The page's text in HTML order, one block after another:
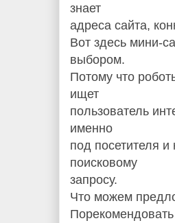
знает
адреса сайта,
Вот здесь мини-
выбором.
Потому что
ищет
пользователь
именно
под посетителя
поисковому
запросу.
Что можем